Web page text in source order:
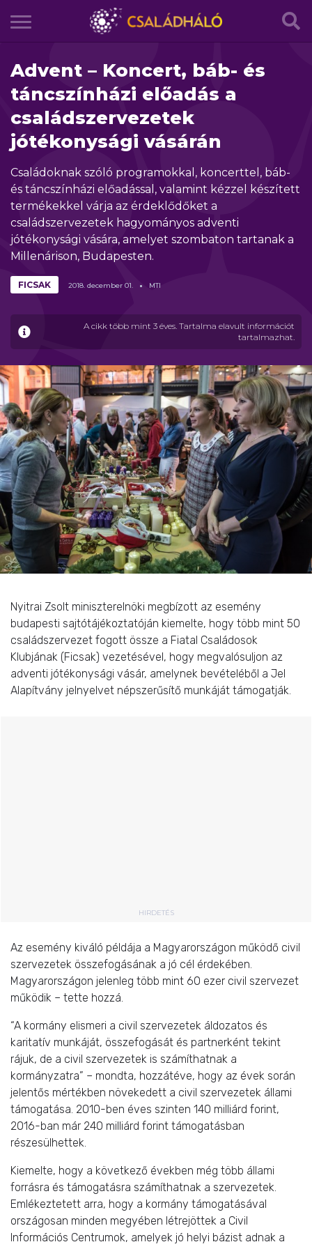
Advent – Koncert, báb- és
táncszínházi előadás a
családszervezetek
jótékonysági vásárán
Családoknak szóló programokkal, koncerttel, báb-
és táncszínházi előadással, valamint kézzel készített
termékekkel várja az érdeklődőket a
családszervezetek hagyományos adventi
jótékonysági vására, amelyet szombaton tartanak a
Millenárison, Budapesten.
A cikk több mint 3 éves. Tartalma elavult információt
tartalmazhat.
FICSAK 2018. december 01. MTI
Nyitrai Zsolt miniszterelnöki megbízott az esemény
budapesti sajtótájékoztatóján kiemelte, hogy több mint 50
családszervezet fogott össze a Fiatal Családosok
Klubjának (Ficsak) vezetésével, hogy megvalósuljon az
adventi jótékonysági vásár, amelynek bevételéből a Jel
Alapítvány jelnyelvet népszerűsítő munkáját támogatják.
HIRDETÉS
Az esemény kiváló példája a Magyarországon működő civil
szervezetek összefogásának a jó cél érdekében.
Magyarországon jelenleg több mint 60 ezer civil szervezet
működik – tette hozzá.
“A kormány elismeri a civil szervezetek áldozatos és
karitatív munkáját, összefogását és partnerként tekint
rájuk, de a civil szervezetek is számíthatnak a
kormányzatra” – mondta, hozzátéve, hogy az évek során
jelentős mértékben növekedett a civil szervezetek állami
támogatása. 2010-ben éves szinten 140 milliárd forint,
2016-ban már 240 milliárd forint támogatásban
részesülhettek.
Kiemelte, hogy a következő években még több állami
forrásra és támogatásra számíthatnak a szervezetek.
Emlékeztetett arra, hogy a kormány támogatásával
országosan minden megyében létrejöttek a Civil
Információs Centrumok, amelyek jó helyi bázist adnak a